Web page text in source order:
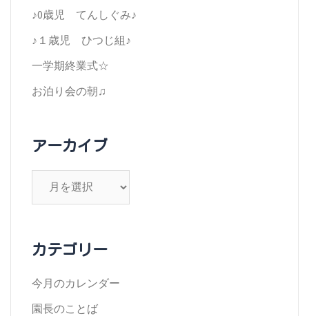
ョ
ン
♪0歳児 てんしぐみ♪
♪１歳児 ひつじ組♪
一学期終業式☆
お泊り会の朝♫
アーカイブ
ブ
カテゴリー
今月のカレンダー
園長のことば